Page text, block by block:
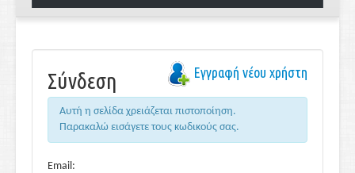
Σύνδεση Εγγραφή νέου χρήστη
Αυτή η σελίδα χρειάζεται πιστοποίηση.
Παρακαλώ εισάγετε τους κωδικούς σας.
Email: